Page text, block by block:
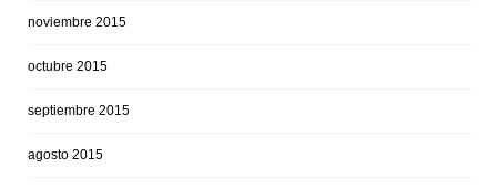
noviembre 2015
octubre 2015
septiembre 2015
agosto 2015